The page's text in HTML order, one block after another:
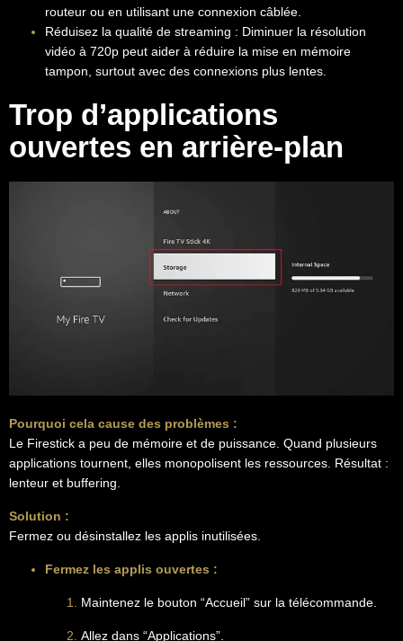
routeur ou en utilisant une connexion câblée.
Réduisez la qualité de streaming : Diminuer la résolution
vidéo à 720p peut aider à réduire la mise en mémoire
tampon, surtout avec des connexions plus lentes.
Trop d’applications
ouvertes en arrière-plan
Pourquoi cela cause des problèmes :
Le Firestick a peu de mémoire et de puissance. Quand plusieurs
applications tournent, elles monopolisent les ressources. Résultat :
lenteur et buffering.
Solution :
Fermez ou désinstallez les applis inutilisées.
Fermez les applis ouvertes :
Maintenez le bouton “Accueil” sur la télécommande.
Allez dans “Applications”.